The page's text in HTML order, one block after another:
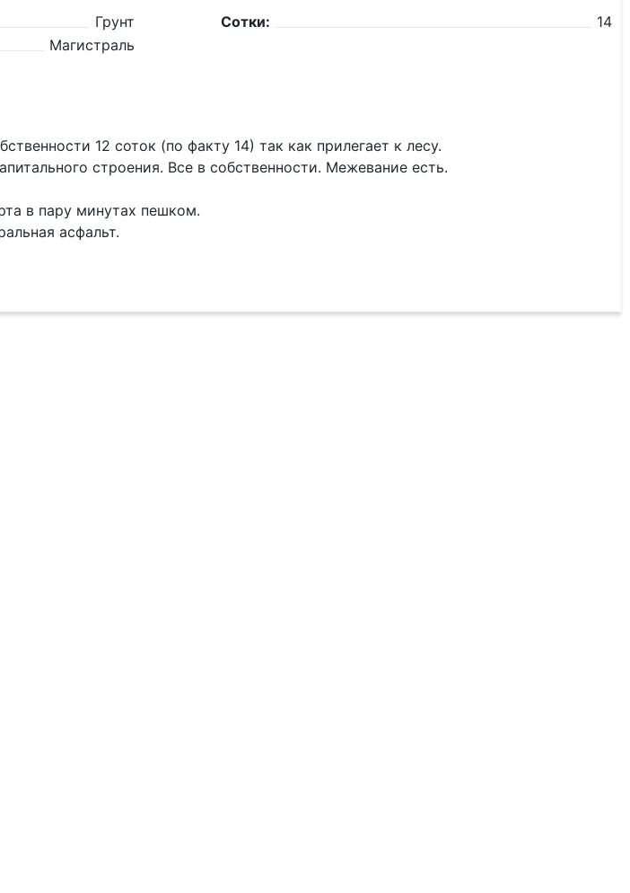
Грунт
Магистраль
Сотки: 14
12 соток (по факту 14) так как прилегает к лесу.
строения. Все в собственности. Межевание есть.
в пару минутах пешком.
асфальт.